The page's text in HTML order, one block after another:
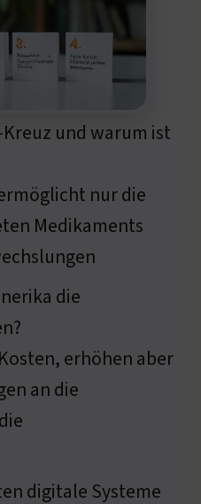
und warum ist
nur die
Medikaments
die
erhöhen aber
an die
digitale Systeme